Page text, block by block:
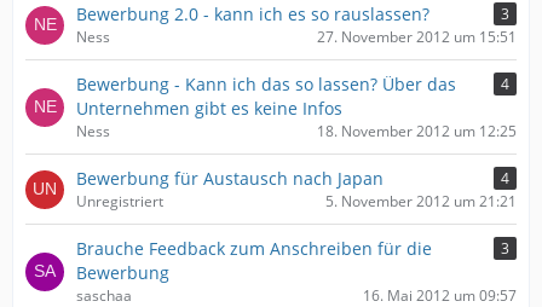
Bewerbung 2.0 - kann ich es so rauslassen?
3
Ness
27. November 2012 um 15:51
Bewerbung - Kann ich das so lassen? Über das
Unternehmen gibt es keine Infos
4
Ness 18. November 2012 um 12:25
Bewerbung für Austausch nach Japan
4
Unregistriert
5. November 2012 um 21:21
Brauche Feedback zum Anschreiben für die
Bewerbung
3
saschaa 16. Mai 2012 um 09:57